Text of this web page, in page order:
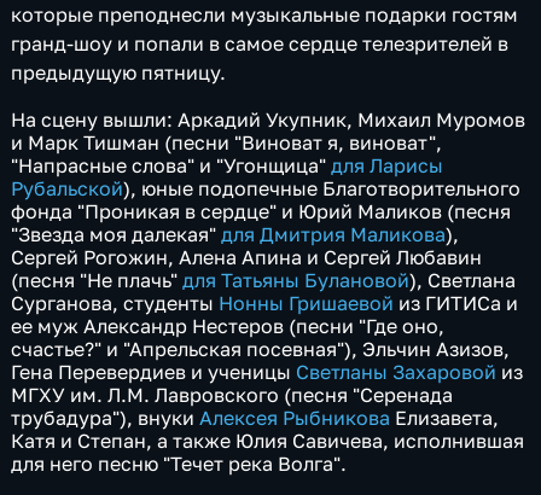
которые преподнесли музыкальные подарки гостям
гранд-шоу и попали в самое сердце телезрителей в
предыдущую пятницу.
На сцену вышли: Аркадий Укупник, Михаил Муромов
и Марк Тишман (песни "Виноват я, виноват",
"Напрасные слова" и "Угонщица"для Ларисы
Рубальской), юные подопечные Благотворительного
фонда "Проникая в сердце" и Юрий Маликов (песня
"Звезда моя далекая"для Дмитрия Маликова),
Сергей Рогожин, Алена Апина и Сергей Любавин
(песня "Не плачь"для Татьяны Булановой), Светлана
Сурганова, студенты Нонны Гришаевой из ГИТИСа и
ее муж Александр Нестеров (песни "Где оно,
счастье?" и "Апрельская посевная"), Эльчин Азизов,
Гена Перевердиев и ученицы Светланы Захаровой из
МГХУ им. Л.М. Лавровского (песня "Серенада
трубадура"), внукиАлексея Рыбникова Елизавета,
Катя и Степан, а также Юлия Савичева, исполнившая
для него песню "Течет река Волга".